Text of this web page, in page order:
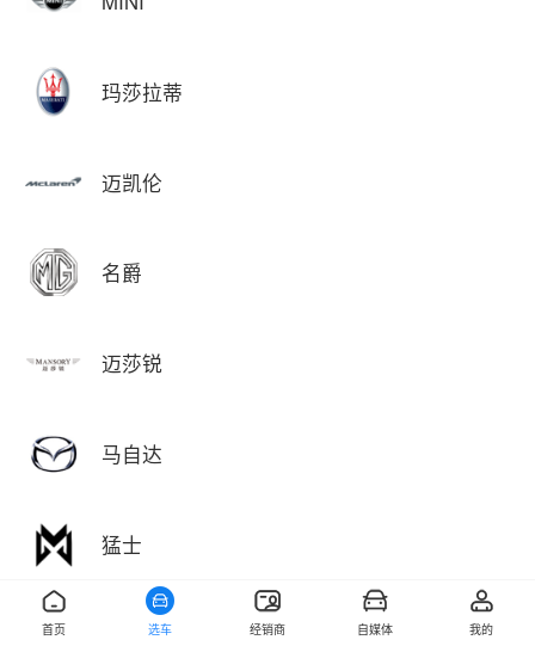
玛莎拉蒂
迈凯伦
名爵
迈莎锐
马自达
猛士
首页 选车 经销商 自媒体 我的